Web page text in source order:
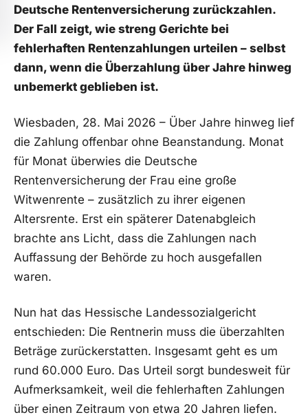
Deutsche Rentenversicherung zurückzahlen.
Der Fall zeigt, wie streng Gerichte bei
fehlerhaften Rentenzahlungen urteilen – selbst
dann, wenn die Überzahlung über Jahre hinweg
unbemerkt geblieben ist.
Wiesbaden, 28. Mai 2026 – Über Jahre hinweg lief
die Zahlung offenbar ohne Beanstandung. Monat
für Monat überwies die Deutsche
Rentenversicherung der Frau eine große
Witwenrente – zusätzlich zu ihrer eigenen
Altersrente. Erst ein späterer Datenabgleich
brachte ans Licht, dass die Zahlungen nach
Auffassung der Behörde zu hoch ausgefallen
waren.
Nun hat das Hessische Landessozialgericht
entschieden: Die Rentnerin muss die überzahlten
Beträge zurückerstatten. Insgesamt geht es um
rund 60.000 Euro. Das Urteil sorgt bundesweit für
Aufmerksamkeit, weil die fehlerhaften Zahlungen
über einen Zeitraum von etwa 20 Jahren liefen.